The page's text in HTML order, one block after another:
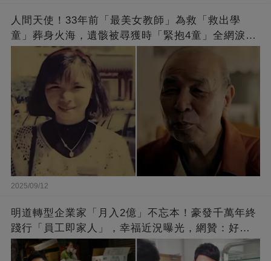
人間天使！33年前「最美女教師」為救「救出學
童」葬身火海，遺骸被尋獲時「緊抱4童」全網淚
崩：真正的英雄不該被遺忘
2025/09/12
明道轉型企業家「月入2億」不忘本！豪發千萬年終
踐行「員工即家人」，幸福近況曝光，網贊：好老
闆的福報